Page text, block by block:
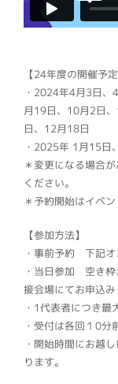
【24年度の開催予定
・2024年4月3日
月19日、10月2日
日、12月18日
・2025年 1月15日
＊変更になる場合
ください。
＊予約開始はイベ
【参加方法】
・事前予約 下記オ
・当日参加 空き枠
接会場にてお申込み
・1代表者につき最
・受付は各回１0分
・開始時間にお越
ります。